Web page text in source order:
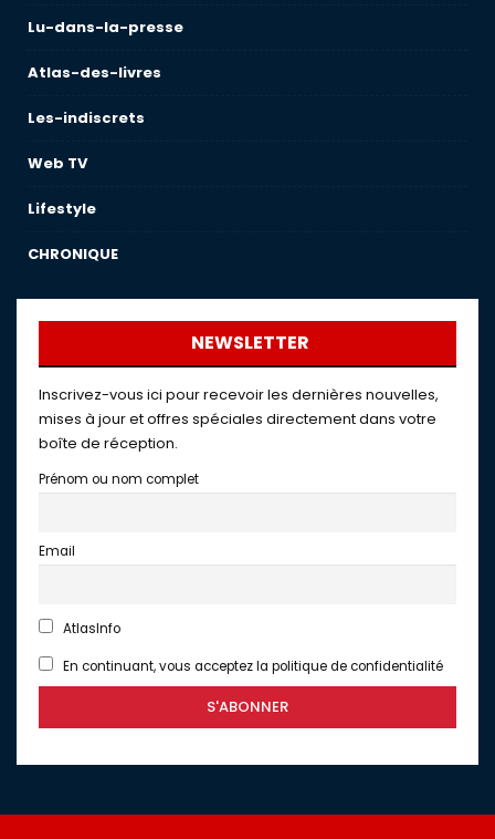
Lu-dans-la-presse
Atlas-des-livres
Les-indiscrets
Web TV
Lifestyle
CHRONIQUE
NEWSLETTER
Inscrivez-vous ici pour recevoir les dernières nouvelles,
mises à jour et offres spéciales directement dans votre
boîte de réception.
Prénom ou nom complet
Email
AtlasInfo
En continuant, vous acceptez la politique de confidentialité